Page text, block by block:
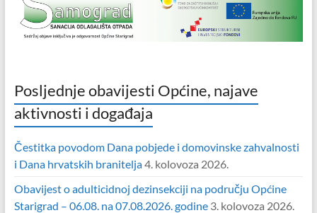
Posljednje obavijesti Općine, najave
aktivnosti i događaja
Čestitka povodom Dana pobjede i domovinske zahvalnosti
i Dana hrvatskih branitelja4. kolovoza 2026.
Obavijest o adulticidnoj dezinsekciji na području Općine
Starigrad – 06.08. na 07.08.2026. godine 3. kolovoza 2026.